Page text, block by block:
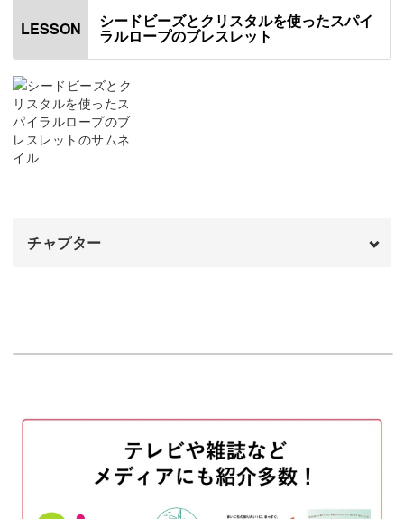
ビーズしだいでガラリとかわる雰囲気
編み方を習得したら、ビーズを変えて編んでみると全く違
う作品を楽しめるのもスパイラルロープの魅力。
竹ビーズを使ったり、大小のパールを使ったりといったア
好きなビーズや色の組み合わせを試してみると、ビーズス
高級感のあるデザイン
LESSON シードビーズとクリスタルを使ったスパイ
ラルロープのブレスレット
チャプター
スパイラルロープの編み方
ビーズと糸を準備する